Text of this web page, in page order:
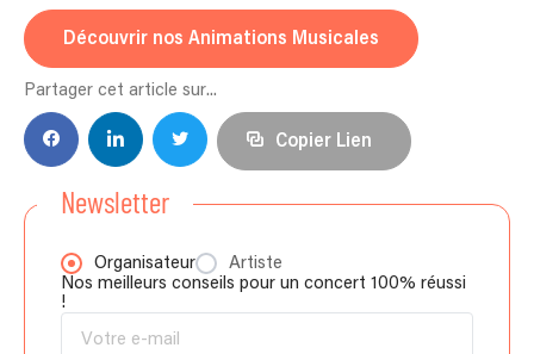
Découvrir nos Animations Musicales
Partager cet article sur...
Copier Lien
Newsletter
Organisateur
Artiste
Nos meilleurs conseils pour un concert 100% réussi
!